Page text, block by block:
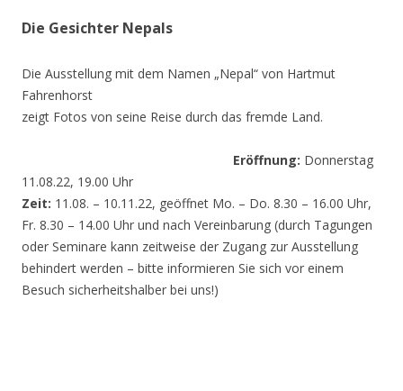
Die Gesichter Nepals
Die Ausstellung mit dem Namen „Nepal“ von Hartmut
Fahrenhorst
zeigt Fotos von seine Reise durch das fremde Land.
Eröffnung: Donnerstag
11.08.22, 19.00 Uhr
Zeit: 11.08. – 10.11.22, geöffnet Mo. – Do. 8.30 – 16.00 Uhr,
Fr. 8.30 – 14.00 Uhr und nach Vereinbarung (durch Tagungen
oder Seminare kann zeitweise der Zugang zur Ausstellung
behindert werden – bitte informieren Sie sich vor einem
Besuch sicherheitshalber bei uns!)